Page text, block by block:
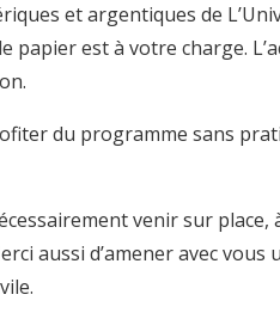
et argentiques de
papier est à votre charge.
du programme sans
venir sur place,
aussi d’amener avec vous